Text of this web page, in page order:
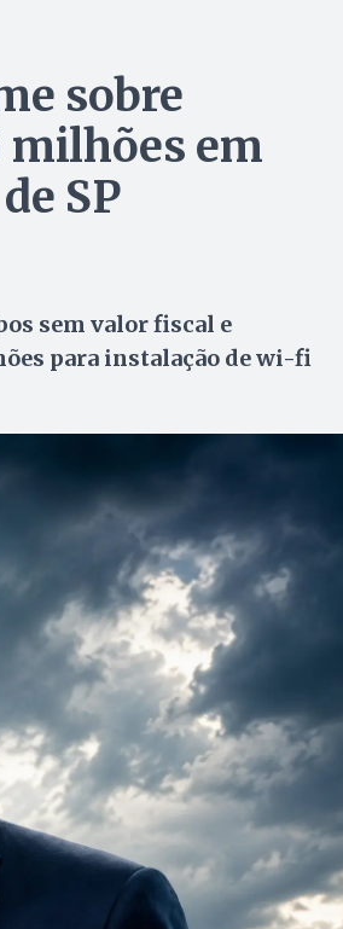
sobre
milhões em
SP
sem valor fiscal e
para instalação de wi-fi